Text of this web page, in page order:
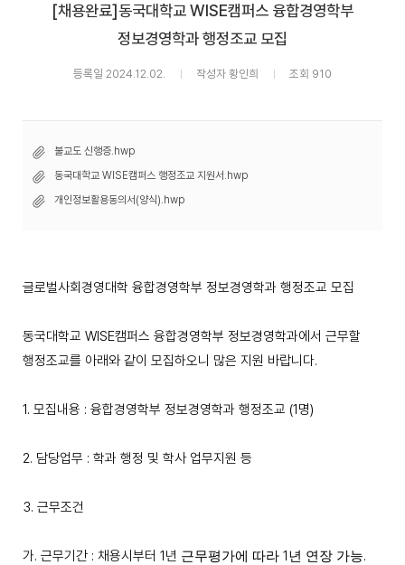
[채용완료]동국대학교 WISE캠퍼스 융합경영학부
정보경영학과 행정조교 모집
등록일 2024.12.02. 작성자 황인희 조회 910
불교도 신행증.hwp
동국대학교 WISE캠퍼스 행정조교 지원서.hwp
개인정보활용동의서(양식).hwp
글로벌사회경영대학 융합경영학부 정보경영학과 행정조교 모집
동국대학교 WISE캠퍼스 융합경영학부 정보경영학과에서 근무할
행정조교를 아래와 같이 모집하오니 많은 지원 바랍니다.
1. 모집내용 : 융합경영학부 정보경영학과 행정조교 (1명)
2. 담당업무 : 학과 행정 및 학사 업무지원 등
3. 근무조건
가. 근무기간 : 채용시부터 1년 근무평가에 따라 1년 연장 가능.